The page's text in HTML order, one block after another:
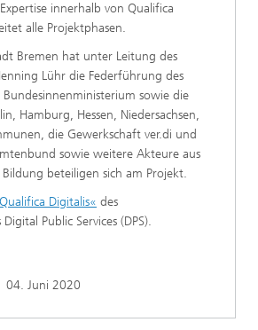
innerhalb von Qualifica
alle Projektphasen.
Bremen hat unter Leitung des
Lühr die Federführung des
Bundesinnenministerium sowie die
Hamburg, Hessen, Niedersachsen,
die Gewerkschaft ver.di und
sowie weitere Akteure aus
beteiligen sich am Projekt.
Digitalis« des
Public Services (DPS).
04. Juni 2020